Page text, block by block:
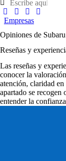
Empresas
Opiniones de
Reseñas y
Las reseñas y
conocer la
atención, claridad
apartado se recogen
entender la